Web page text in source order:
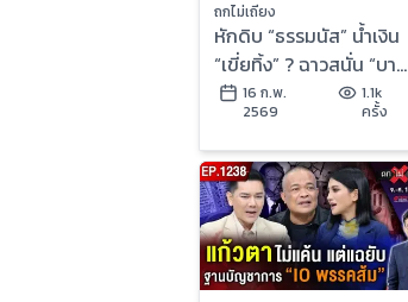
ถกไม่เถียง
หักดิบ “ธรรมนัส” น้ำเงิน
“เขี่ยทิ้ง” ? ฉาวสนั่น “บาร์
โค้ดเจ้ากรรม” เลือกตั้งส่อ
โมฆะ !
16 ก.พ.
2569
1.1k
ครั้ง